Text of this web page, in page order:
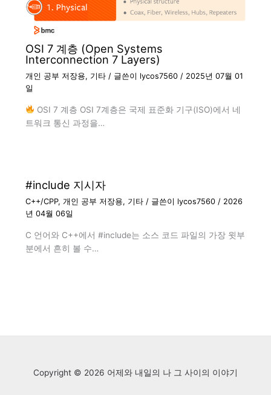
OSI 7 계층 (Open Systems
Interconnection 7 Layers)
개인 공부 저장용, 기타/ 글쓴이 lycos7560 / 2025년 07월 01
일
OSI 7 계층 OSI 7계층은 국제 표준화 기구(ISO)에서 네
트워크 통신 과정을…
#include 지시자
C++/CPP, 개인 공부 저장용, 기타/ 글쓴이 lycos7560 / 2026
년 04월 06일
C 언어와 C++에서 #include는 소스 코드 파일의 가장 윗부
분에서 흔히 볼 수…
Copyright © 2026 어제와 내일의 나 그 사이의 이야기